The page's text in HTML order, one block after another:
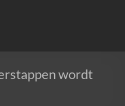
wordt